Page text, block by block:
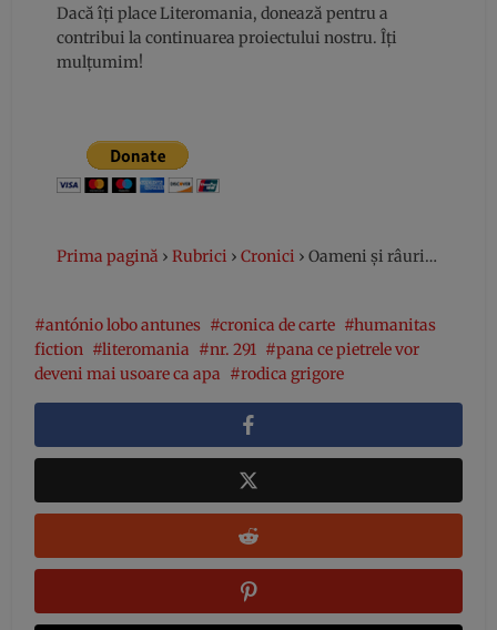
Dacă îți place Literomania, donează pentru a
contribui la continuarea proiectului nostru. Îți
mulțumim!
Prima pagină › Rubrici › Cronici › Oameni și râuri…
antónio lobo antunes cronica de carte
humanitas
fiction
literomania nr. 291
pana ce pietrele vor
deveni mai usoare ca apa
rodica grigore